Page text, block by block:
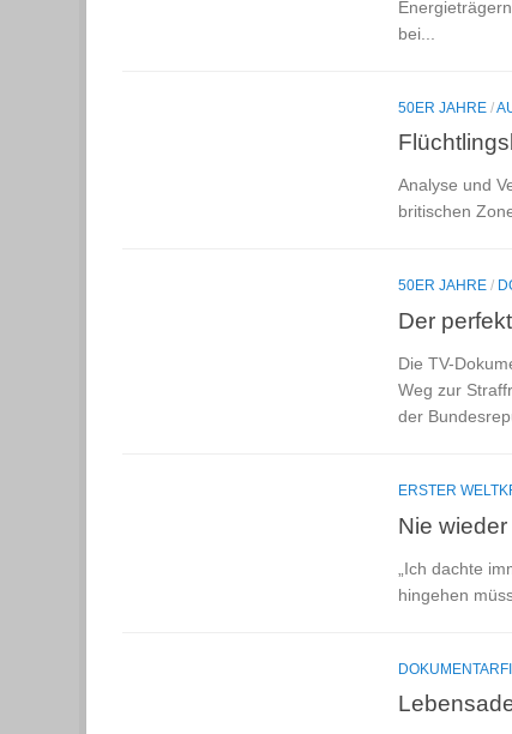
bei...
50ER JAHRE /
Analyse und
britischen
50ER JAHRE /
Der
Die TV-
Weg zur
der
ERSTER
Nie
„Ich dachte
hingehen